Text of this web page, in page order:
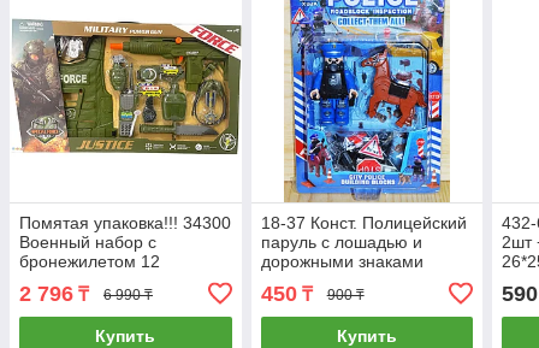
Помятая упаковка!!! 34300
Военный набор с
бронежилетом 12
предметов 65*37см
2 796 ₸ 6 990 ₸
Купить
18-37 Конст. Полицейский
паруль с лошадью и
дорожными знаками
25*17см
450₸ 900 ₸
Купить
432-
2шт
590